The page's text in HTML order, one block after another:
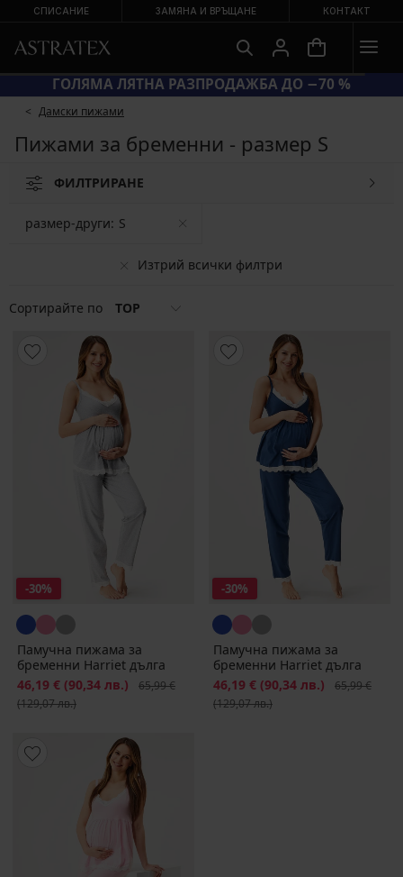
СПИСАНИЕ ЗАМЯНА И ВРЪЩАНЕ КОНТАКТ
ГОЛЯМА ЛЯТНА РАЗПРОДАЖБА ДО −70 %
Дамски пижами
Пижами за бременни - размер S
ФИЛТРИРАНЕ
Изтрий всички филтри
размер-други: S
Сортирайте по TOP
-30%
Памучна пижама за
бременни Harriet дълга
Намаление
46,19 € (90,34 лв.) Първоначална цена
65,99 €
(129,07 лв.)
-30%
Памучна пижама за
бременни Harriet дълга
Намаление
46,19 € (90,34 лв.)
65,99 €
(129,07 лв.)